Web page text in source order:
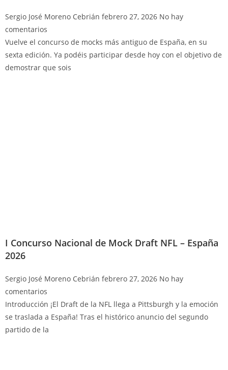
Sergio José Moreno Cebrián febrero 27, 2026 No hay
comentarios
Vuelve el concurso de mocks más antiguo de España, en su
sexta edición. Ya podéis participar desde hoy con el objetivo de
demostrar que sois
I Concurso Nacional de Mock Draft NFL – España
2026
Sergio José Moreno Cebrián febrero 27, 2026 No hay
comentarios
Introducción ¡El Draft de la NFL llega a Pittsburgh y la emoción
se traslada a España! Tras el histórico anuncio del segundo
partido de la